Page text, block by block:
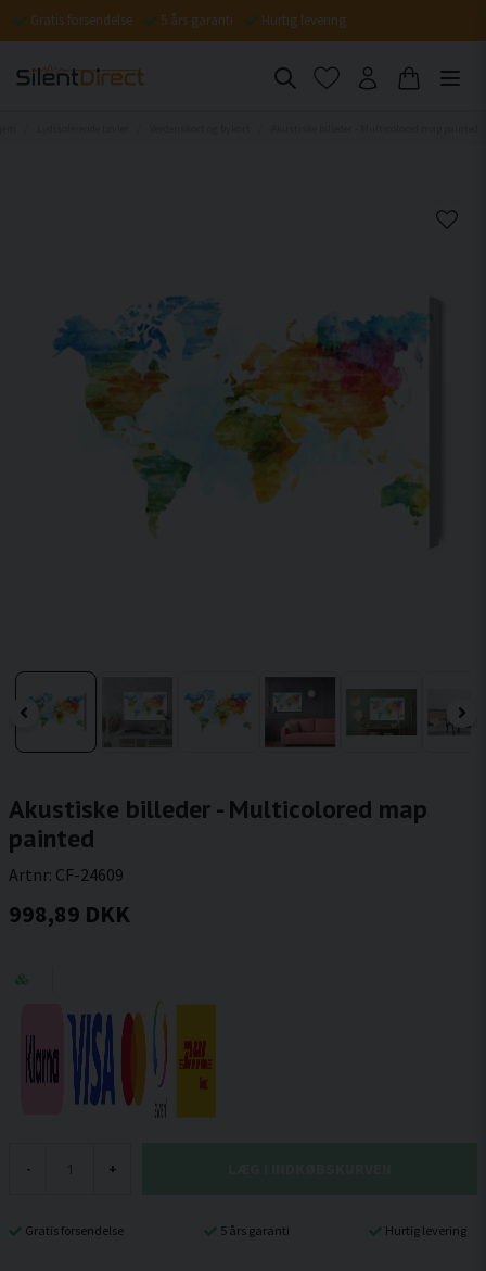
Gratis forsendelse 5 års garanti Hurtig levering
Akustiske billeder - Multicolored map
painted
Artnr: CF-24609
998,89 DKK
- +
Gratis forsendelse 5 års garanti Hurtig levering